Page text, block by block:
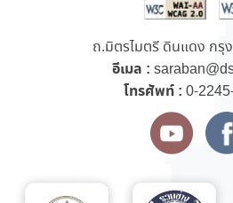
ถ.มิตรไมตรี ดินแดง กรุ
อีเมล :
โทรศัพท์ : 0-